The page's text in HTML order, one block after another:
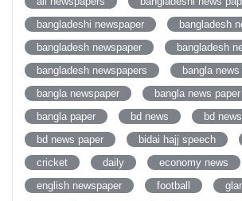
bangladeshi newspaper
bangladesh
bangladesh newspaper
bangladesh
bangladesh newspapers
bangla news
bangla newspaper
bangla news paper
bangla paper
bd news
bd
bd news paper
bidai hajj speech
cricket
daily
economy news
english newspaper
football